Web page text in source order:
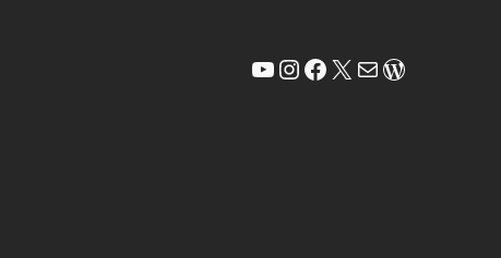
YouTube
Instagram
Facebook
X Correo electrónico
WordPress